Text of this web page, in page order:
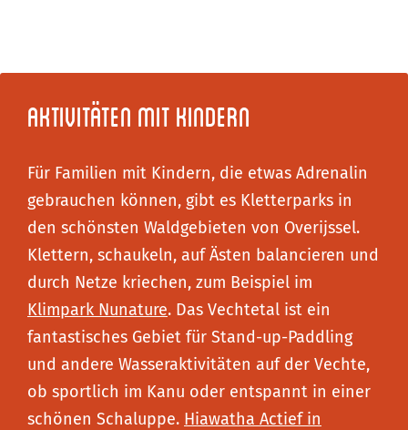
Aktivitäten mit Kindern
Für Familien mit Kindern, die etwas Adrenalin
gebrauchen können, gibt es Kletterparks in
den schönsten Waldgebieten von Overijssel.
Klettern, schaukeln, auf Ästen balancieren und
durch Netze kriechen, zum Beispiel im
Klimpark Nunature. Das Vechtetal ist ein
fantastisches Gebiet für Stand-up-Paddling
und andere Wasseraktivitäten auf der Vechte,
ob sportlich im Kanu oder entspannt in einer
schönen Schaluppe. Hiawatha Actief in